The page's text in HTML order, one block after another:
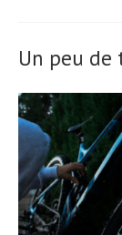
Un peu de